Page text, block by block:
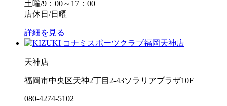
土曜/9：00～17：00
店休日/日曜
詳細を見る
天神店
福岡市中央区天神2丁目2-43ソラリアプラザ10F
080-4274-5102